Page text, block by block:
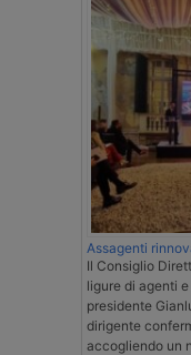
Assagenti
Il Consiglio
ligure di agenti
presidente
dirigente
accogliendo un